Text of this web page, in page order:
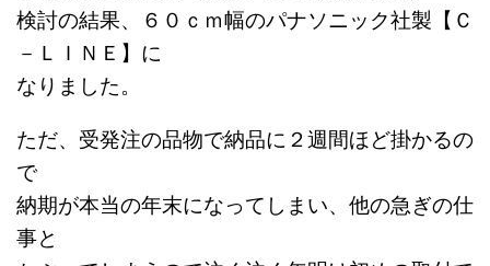
検討の結果、６０ｃｍ幅のパナソニック社製【Ｃ
－ＬＩＮＥ】に
なりました。
ただ、受発注の品物で納品に２週間ほど掛かるの
で
納期が本当の年末になってしまい、他の急ぎの仕
事と